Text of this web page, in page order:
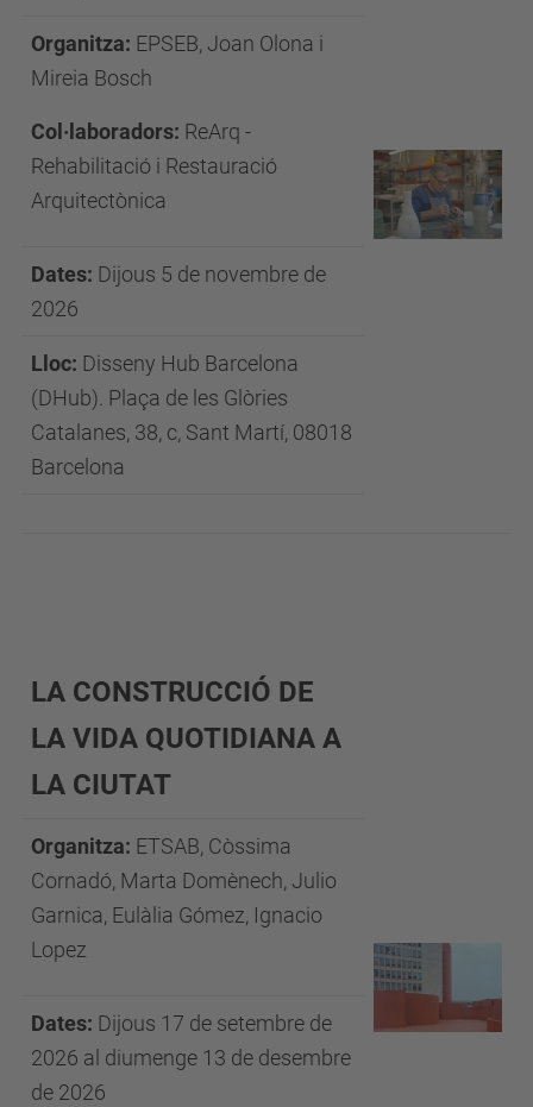
Organitza: EPSEB, Joan Olona i
Mireia Bosch
Col·laboradors: ReArq -
Rehabilitació i Restauració
Arquitectònica
Dates: Dijous 5 de novembre de
2026
Lloc: Disseny Hub Barcelona
(DHub). Plaça de les Glòries
Catalanes, 38, c, Sant Martí, 08018
Barcelona
LA CONSTRUCCIÓ DE
LA VIDA QUOTIDIANA A
LA CIUTAT
Organitza: ETSAB, Còssima
Cornadó, Marta Domènech, Julio
Garnica, Eulàlia Gómez, Ignacio
Lopez
Dates: Dijous 17 de setembre de
2026 al diumenge 13 de desembre
de 2026